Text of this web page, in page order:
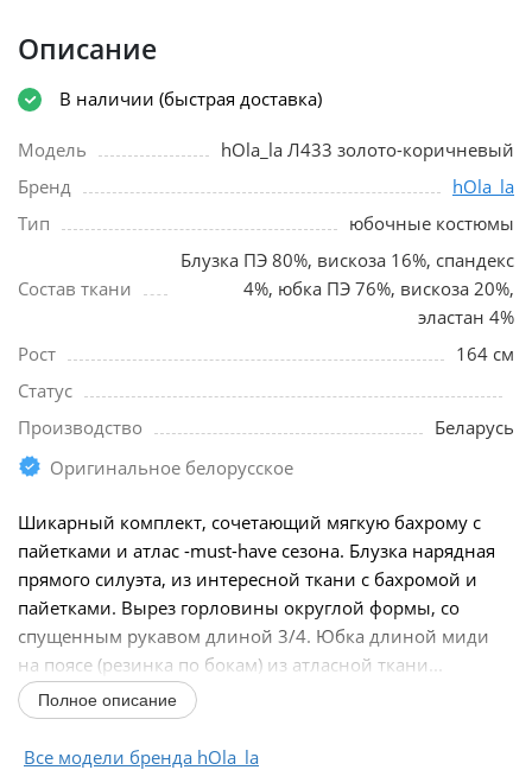
Описание
В наличии (быстрая доставка)
Модель
hOla_la Л433 золото-коричневый
Бренд
hOla_la
Тип
юбочные костюмы
Состав ткани
Блузка ПЭ 80%, вискоза 16%, спандекс
4%, юбка ПЭ 76%, вискоза 20%,
эластан 4%
Рост
164 см
Статус
Производство
Беларусь
Оригинальное белорусское
Шикарный комплект, сочетающий мягкую бахрому с
пайетками и атлас -must-have сезона. Блузка нарядная
прямого силуэта, из интересной ткани с бахромой и
пайетками. Вырез горловины округлой формы, со
спущенным рукавом длиной 3/4. Юбка длиной миди
на поясе (резинка по бокам) из атласной ткани...
Полное описание
Все модели бренда hOla_la